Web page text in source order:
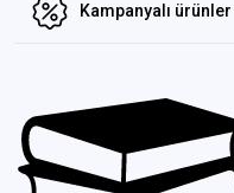
Kampanyalı ürünler